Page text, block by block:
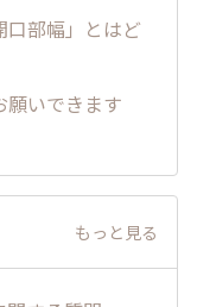
口部幅」とはど
願いできます
もっと見る